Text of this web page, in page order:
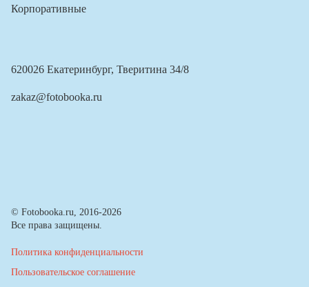
Корпоративные
620026 Екатеринбург, Тверитина 34/8
zakaz@fotobooka.ru
© Fotobooka.ru, 2016-2026
Все права защищены.
Политика конфиденциальности
Пользовательское соглашение